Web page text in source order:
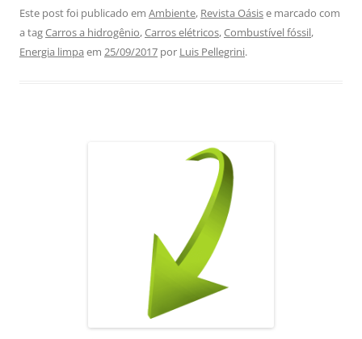
c
e
at
s
k
e
e
gr
ai
l
ar
e
Este post foi publicado em Ambiente, Revista Oásise marcado com
a tagCarros a hidrogênio,Carros elétricos,Combustível fóssil,
Energia limpa em 25/09/2017 por Luis Pellegrini.